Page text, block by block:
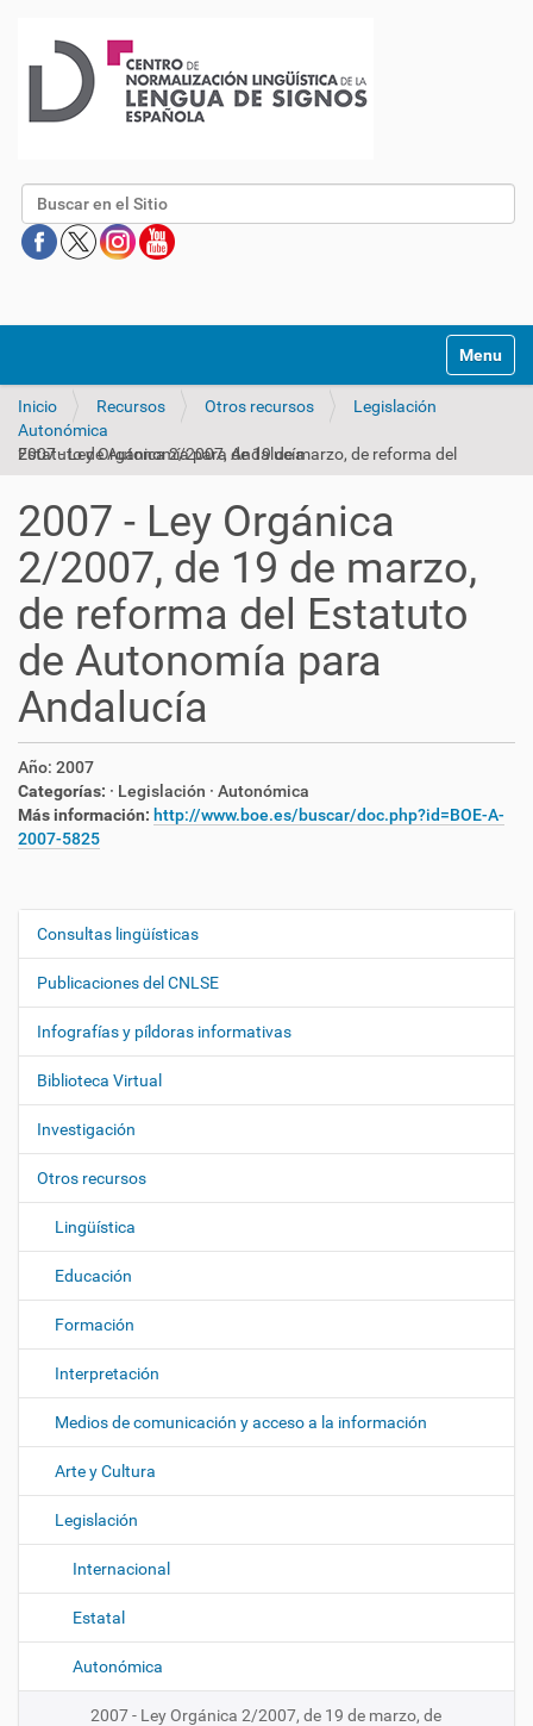
Buscar
Mostrar/
Inicio Recursos Otros recursos
Legislación
Autonómica
2007 - Ley Orgánica 2/2007, de 19 de marzo, de reforma del Estatuto de Autonomía para Andalucía
2007 - Ley Orgánica
2/2007, de 19 de marzo,
de reforma del Estatuto
de Autonomía para
Andalucía
Año: 2007
Categorías: · Legislación · Autonómica
Más información: http://www.boe.es/buscar/doc.php?id=BOE-A-
2007-5825
N
e
g
a
c
i
ó
n
Consultas lingüísticas
Publicaciones del CNLSE
Infografías y píldoras informativas
Biblioteca Virtual
Investigación
Otros recursos
Lingüística
Educación
Formación
Interpretación
Medios de comunicación y acceso a la información
Arte y Cultura
Legislación
Internacional
Estatal
Autonómica
2007 - Ley Orgánica 2/2007, de 19 de marzo, de